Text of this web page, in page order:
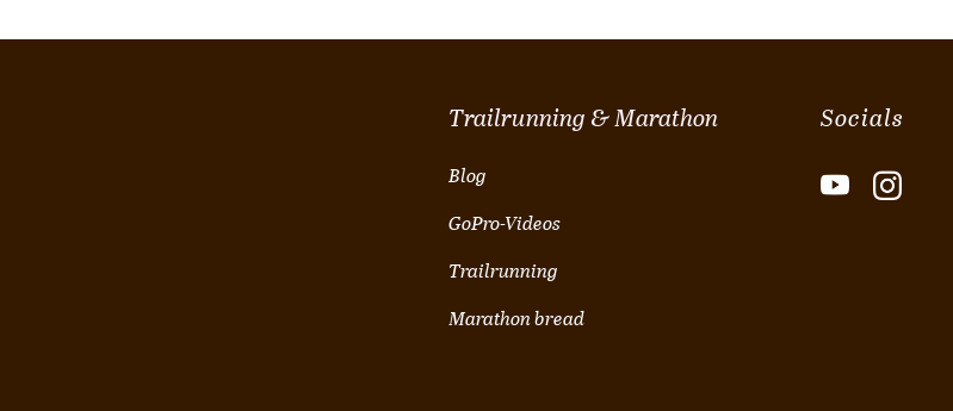
Trailrunning & Marathon
Blog
GoPro-Videos
Trailrunning
Marathon bread
Socials